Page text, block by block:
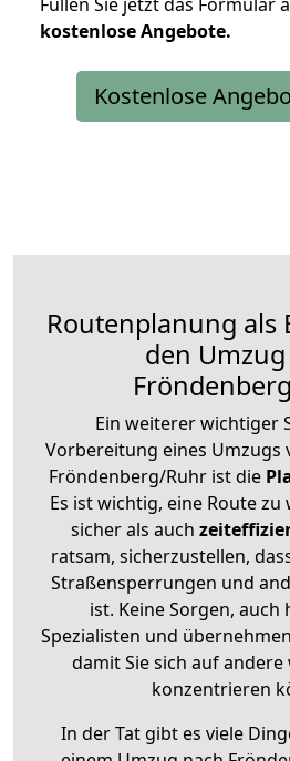
kostenloseAngebote.
Kostenlose
Routenplanung als
den
Ein weiterer wichtiger
Vorbereitung eines Umzugs
Fröndenberg/Ruhr ist die
Es ist wichtig, eine Route
sicher als auch
ratsam, sicherzustellen,
Straßensperrungen und
ist. Keine Sorgen,
Spezialisten und
damit Sie sich auf andere
konzentrieren
In der Tat gibt es viele